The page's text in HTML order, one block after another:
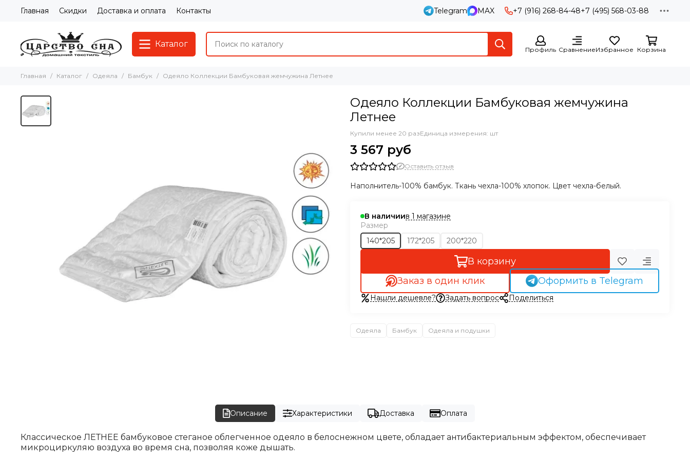
Главная Скидки Доставка и оплата Контакты Telegram MAX +7 (916) 268-84-48+7 (495) 568-03-88
Каталог
Профиль СравнениеИзбранное Корзина
Главная Каталог Одеяла Бамбук Одеяло Коллекции Бамбуковая жемчужина Летнее
Одеяло Коллекции Бамбуковая жемчужина
Летнее
Купили менее 20 разЕдиница измерения: шт
3 567 руб
Оставить отзыв
Наполнитель-100% бамбук. Ткань чехла-100% хлопок. Цвет чехла-белый.
В наличиив 1 магазине
Размер
140*205
172*205 200*220
В корзину
Заказ в один клик
Оформить в Telegram
Нашли дешевле? Задать вопрос Поделиться
Одеяла Бамбук Одеяла и подушки
Описание Характеристики Доставка Оплата
Классическое ЛЕТНЕЕ бамбуковое стеганое облегченное одеяло в белоснежном цвете, обладает антибактериальным эффектом, обеспечивает
микроциркуляю воздуха во время сна, позволяя коже дышать.